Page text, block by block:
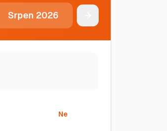
Srpen 2026
Ne